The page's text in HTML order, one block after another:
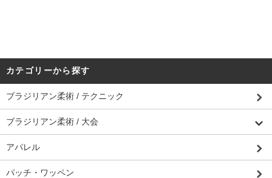
カテゴリーから探す
ブラジリアン柔術 / テクニック
ブラジリアン柔術 / 大会
アパレル
パッチ・ワッペン